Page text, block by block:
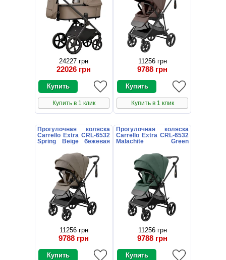
24227 грн
22026 грн
Купить в 1 клик
11256 грн
9788 грн
Купить в 1 клик
Прогулочная коляска
Carrello Extra CRL-6532
Spring Beige бежевая
11256 грн
9788 грн
Прогулочная коляска
Carrello Extra CRL-6532
Malachite Green
11256 грн
9788 грн